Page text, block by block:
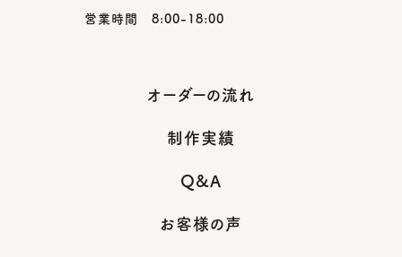
営業時間 8:00-18:00
オーダーの流れ
制作実績
Q&A
お客様の声